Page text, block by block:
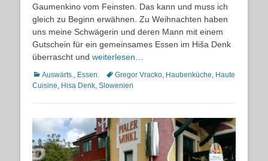
Gaumenkino vom Feinsten. Das kann und muss ich
gleich zu Beginn erwähnen. Zu Weihnachten haben
uns meine Schwägerin und deren Mann mit einem
Gutschein für ein gemeinsames Essen im Hiša Denk
überrascht und weiterlesen…
Kategorien
Auswärts., Essen. Schlagworte
Gregor Vracko, Haubenküche, Haute
Cuisine, Hisa Denk, Slowenien